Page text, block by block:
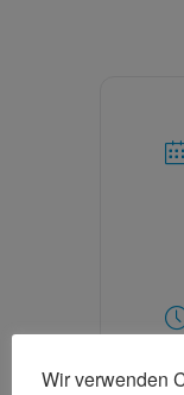
Wir verwenden